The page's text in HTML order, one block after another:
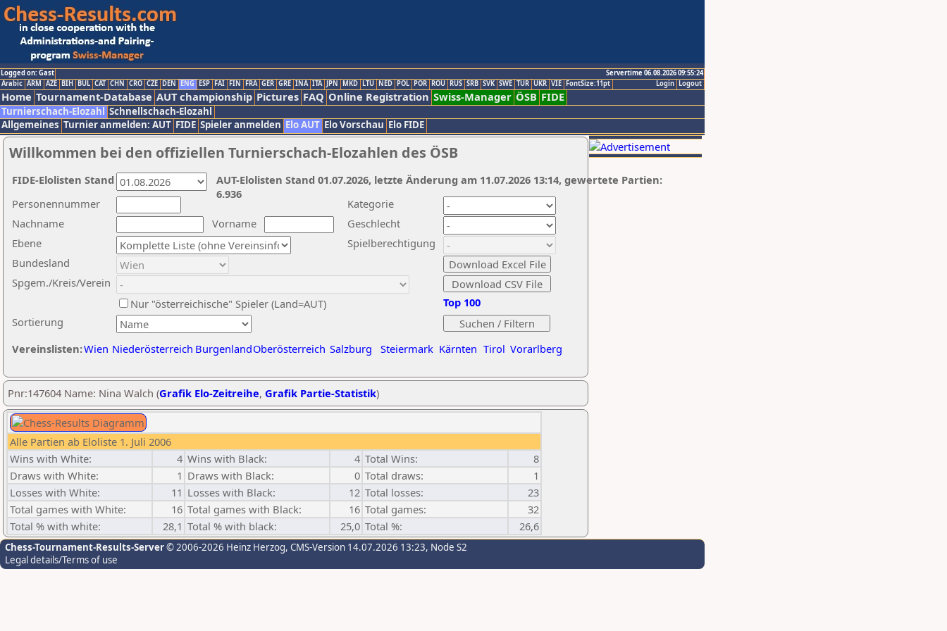
Logged on: Gast
Servertime 06.08.2026 09:55:24
Logout
Login
Arabic ARM AZE BIH BUL CAT CHN CRO CZE DEN ENG ESP FAI FIN FRA GER GRE INA ITA JPN MKD LTU NED POL POR ROU RUS SRB SVK SWE TUR UKR VIE FontSize:11pt
Home Tournament-Database AUT championship Pictures FAQ Online Registration Swiss-Manager ÖSB FIDE
Turnierschach-Elozahl Schnellschach-Elozahl
Allgemeines Turnier anmelden: AUT FIDE Spieler anmelden Elo AUT Elo Vorschau Elo FIDE
Willkommen bei den offiziellen Turnierschach-Elozahlen des ÖSB
Nachname
Vorname
Ebene
Kategorie
Sortierung
Personennummer
Bundesland
Spgem./Kreis/Verein
Geschlecht
Nur "österreichische" Spieler (Land=AUT)
Spielberechtigung
Vereinslisten:Wien Niederösterreich BurgenlandOberösterreich Salzburg Steiermark Kärnten Tirol Vorarlberg
Top 100
AUT-Elolisten Stand 01.07.2026, letzte Änderung am 11.07.2026 13:14, gewertete Partien:
6.936
FIDE-Elolisten Stand
Pnr:147604 Name: Nina Walch (Grafik Elo-Zeitreihe, Grafik Partie-Statistik)
Alle Partien ab Eloliste 1. Juli 2006
Wins with White:
4 Wins with Black: 4 Total Wins:
8
Draws with White:
1 Draws with Black: 0 Total draws:
1
Losses with White:
11 Losses with Black: 12 Total losses:
23
Total games with White:
16 Total games with Black: 16 Total games:
32
Total % with white:
28,1 Total % with black: 25,0 Total %: 26,6
Chess-Tournament-Results-Server© 2006-2026 Heinz Herzog, CMS-Version 14.07.2026 13:23, Node S2
Legal details/Terms of use